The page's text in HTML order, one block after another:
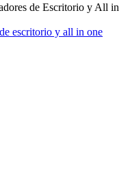
de Escritorio y All in
escritorio y all in one